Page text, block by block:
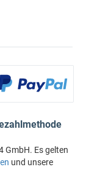
GmbH. Es gelten
und unsere